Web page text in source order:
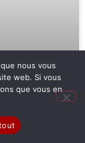
trop
paria, qui se
poétique.
nous vous
web. Si vous
que vous en